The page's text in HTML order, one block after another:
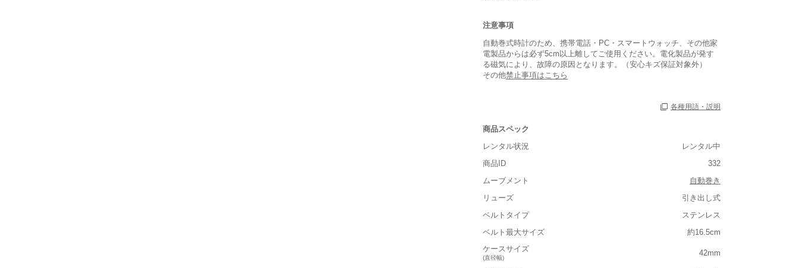
注意事項
自動巻式時計のため、携帯電話・PC・スマートウォッチ、その他家
電製品からは必ず5cm以上離してご使用ください。電化製品が発す
る磁気により、故障の原因となります。（安心キズ保証対象外）
その他禁止事項はこちら
各種用語・説明
商品スペック
レンタル状況
レンタル中
商品ID
332
ムーブメント
自動巻き
リューズ
引き出し式
ベルトタイプ
ステンレス
ベルト最大サイズ
約16.5cm
ケースサイズ
(直径幅)
42mm
保証書
あり
■重さ(ベルト込み)
■ケースの大きさ